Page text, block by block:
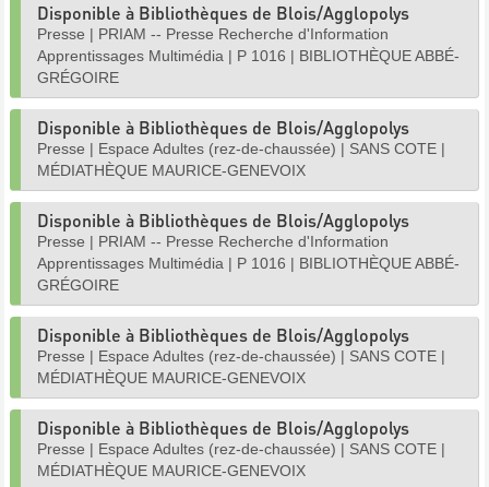
Disponible à Bibliothèques de Blois/Agglopolys
Presse | PRIAM -- Presse Recherche d'Information
Apprentissages Multimédia | P 1016 | BIBLIOTHÈQUE ABBÉ-
GRÉGOIRE
Disponible à Bibliothèques de Blois/Agglopolys
Presse | Espace Adultes (rez-de-chaussée) | SANS COTE |
MÉDIATHÈQUE MAURICE-GENEVOIX
Disponible à Bibliothèques de Blois/Agglopolys
Presse | PRIAM -- Presse Recherche d'Information
Apprentissages Multimédia | P 1016 | BIBLIOTHÈQUE ABBÉ-
GRÉGOIRE
Disponible à Bibliothèques de Blois/Agglopolys
Presse | Espace Adultes (rez-de-chaussée) | SANS COTE |
MÉDIATHÈQUE MAURICE-GENEVOIX
Disponible à Bibliothèques de Blois/Agglopolys
Presse | Espace Adultes (rez-de-chaussée) | SANS COTE |
MÉDIATHÈQUE MAURICE-GENEVOIX